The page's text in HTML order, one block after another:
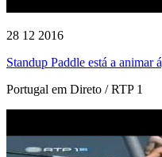
28 12 2016
Standup Paddle está a animar
Portugal em Direto / RTP 1